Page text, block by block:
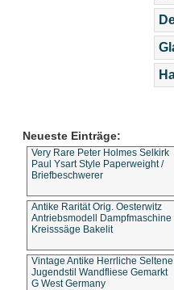
Neueste Einträge:
Very Rare Peter Holmes Selkirk
Paul Ysart Style Paperweight /
Briefbeschwerer
Antike Rarität Orig. Oesterwitz
Antriebsmodell Dampfmaschine
Kreisssäge Bakelit
Vintage Antike Herrliche Seltene
Jugendstil Wandfliese Gemarkt
G West Germany